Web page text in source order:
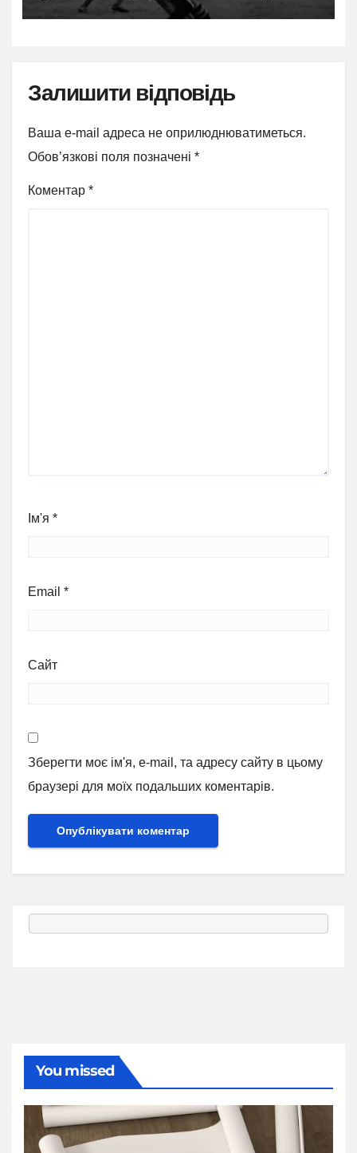
Залишити відповідь
Ваша e-mail адреса не оприлюднюватиметься.
Обов’язкові поля позначені *
Коментар *
Ім'я *
Email *
Сайт
Зберегти моє ім'я, e-mail, та адресу сайту в цьому
браузері для моїх подальших коментарів.
You missed